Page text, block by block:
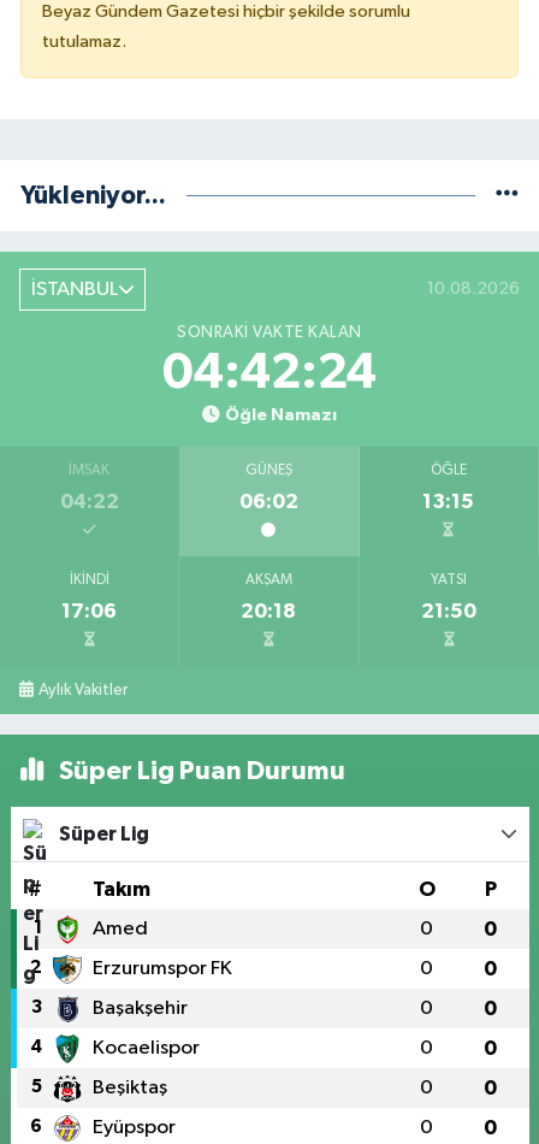
Beyaz Gündem Gazetesi hiçbir şekilde sorumlu
tutulamaz.
Yükleniyor...
İSTANBUL 10.08.2026
SONRAKI VAKTE KALAN
04:42:24
Öğle Namazı
İMSAK
04:22
GÜNEŞ
06:02
ÖĞLE
13:15
İKINDI
17:06
AKŞAM
20:18
YATSI
21:50
Aylık Vakitler
Süper Lig Puan Durumu
Süper Lig
# Takım O P
1 Amed 0 0
2 Erzurumspor FK 0 0
3 Başakşehir 0 0
4 Kocaelispor 0 0
5 Beşiktaş 0 0
6 Eyüpspor 0 0